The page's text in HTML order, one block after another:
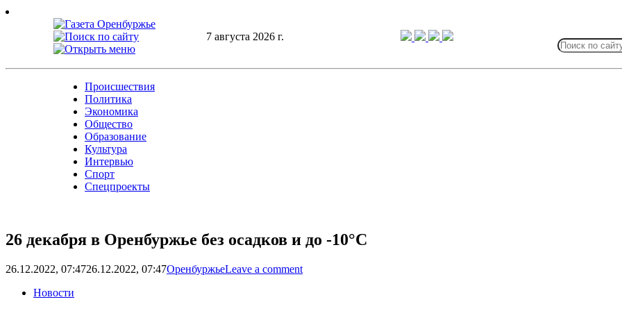
Skip
7 августа 2026 г.
for:
Происшествия
Политика
Экономика
Общество
Образование
Культура
Интервью
Спорт
Спецпроекты
26 декабря в Оренбуржье без осадков и до -10°C
26.12.2022, 07:4726.12.2022, 07:47ОренбуржьеLeave a comment
Новости